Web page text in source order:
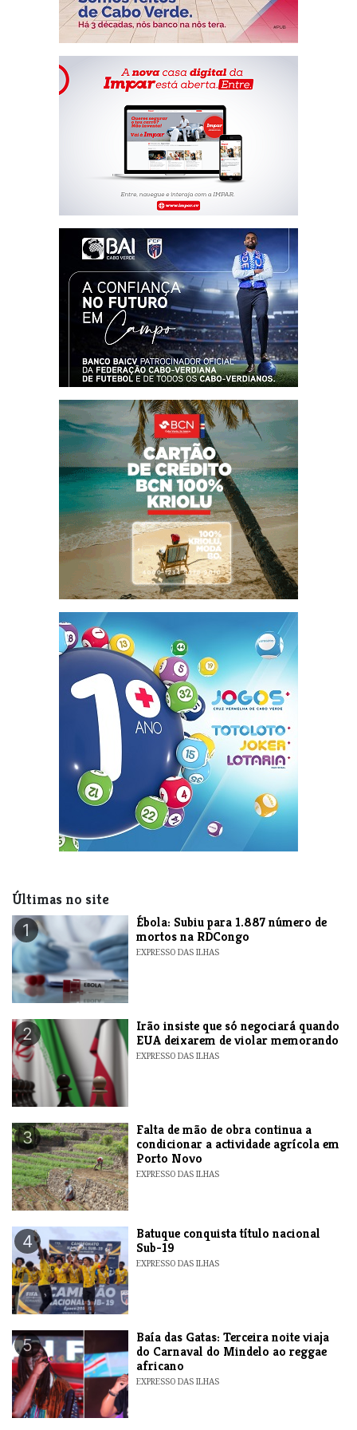
Últimas no site
1
​Ébola: Subiu para 1.887 número de
mortos na RDCongo
EXPRESSO DAS ILHAS
2
​Irão insiste que só negociará quando
EUA deixarem de violar memorando
EXPRESSO DAS ILHAS
3
Falta de mão de obra continua a
condicionar a actividade agrícola em
Porto Novo
EXPRESSO DAS ILHAS
4
​Batuque conquista título nacional
Sub-19
EXPRESSO DAS ILHAS
5
Baía das Gatas: Terceira noite viaja
do Carnaval do Mindelo ao reggae
africano
EXPRESSO DAS ILHAS